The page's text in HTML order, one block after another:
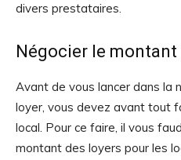
divers prestataires.
Négocier le montant
Avant de vous lancer dans la
loyer, vous devez avant tout
local. Pour ce faire, il vous
montant des loyers pour les